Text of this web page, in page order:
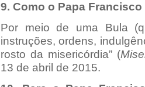
9. Como o Papa
Por meio de uma Bula
instruções, ordens,
rosto da misericórdia” (
13 de abril de 2015.